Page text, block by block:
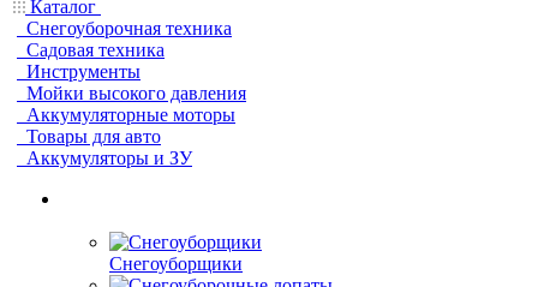
Каталог
Снегоуборочная техника
Садовая техника
Инструменты
Мойки высокого давления
Аккумуляторные моторы
Товары для авто
Аккумуляторы и ЗУ
Снегоуборщики